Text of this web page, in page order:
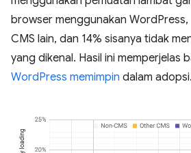
browser menggunakan WordPress,
CMS lain, dan 14% sisanya tidak
yang dikenal. Hasil ini memperjelas
WordPress memimpin dalam adopsi.